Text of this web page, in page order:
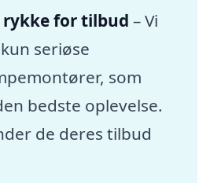
rykke for tilbud – Vi
seriøse
som
bedste oplevelse.
de deres tilbud